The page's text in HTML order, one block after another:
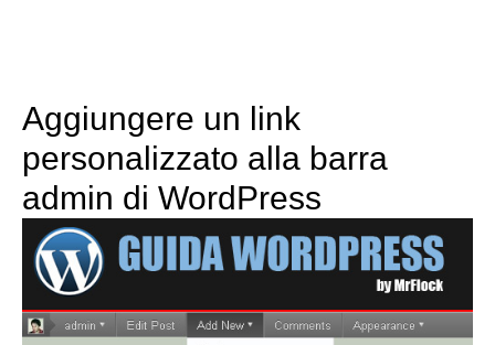
Aggiungere un link
personalizzato alla barra
admin di WordPress